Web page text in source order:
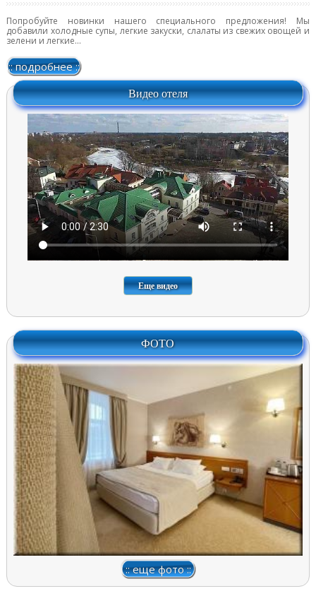
Попробуйте новинки нашего специального предложения! Мы
добавили холодные супы, легкие закуски, слалаты из свежих овощей и
зелени и легкие...
:: подробнее ::
Видео отеля
Еще видео
ФОТО
:: еще фото ::